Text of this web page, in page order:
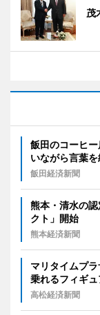
茂
飯田のコーヒ
いながら言葉を
飯田経済新聞
熊本・清水の
クト」開始
熊本経済新聞
マリタイムプ
乗れるフィギュ
高松経済新聞